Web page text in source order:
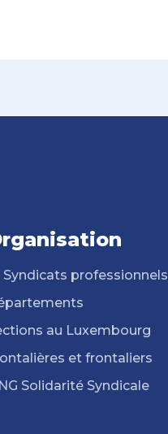
Syndicats professionnels
au Luxembourg
et frontaliers
Solidarité Syndicale